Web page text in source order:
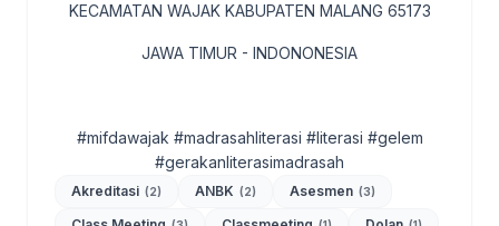
KECAMATAN WAJAK KABUPATEN MALANG 65173
JAWA TIMUR - INDONONESIA
#mifdawajak #madrasahliterasi #literasi #gelem
#gerakanliterasimadrasah
Akreditasi (2) ANBK (2) Asesmen (3)